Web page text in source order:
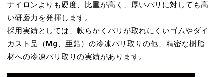
ナイロンよりも硬度、比重が高く、厚いバリに対しても高
い研磨力を発揮します。
採用実績としては、軟らかくバリが取れにくいゴムやダイ
カスト品（Mg、亜鉛）の冷凍バリ取りの他、精密な樹脂
材への冷凍バリ取りの実績があります。